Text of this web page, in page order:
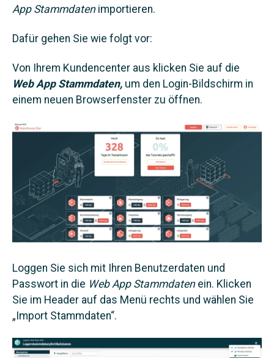
App Stammdatenimportieren.
Dafür gehen Sie wie folgt vor:
Von Ihrem Kundencenter aus klicken Sie auf die
Web App Stammdaten, um den Login-Bildschirm in
einem neuen Browserfenster zu öffnen.
Loggen Sie sich mit Ihren Benutzerdaten und
Passwort in die Web App Stammdatenein. Klicken
Sie im Header auf das Menü rechts und wählen Sie
„Import Stammdaten“.